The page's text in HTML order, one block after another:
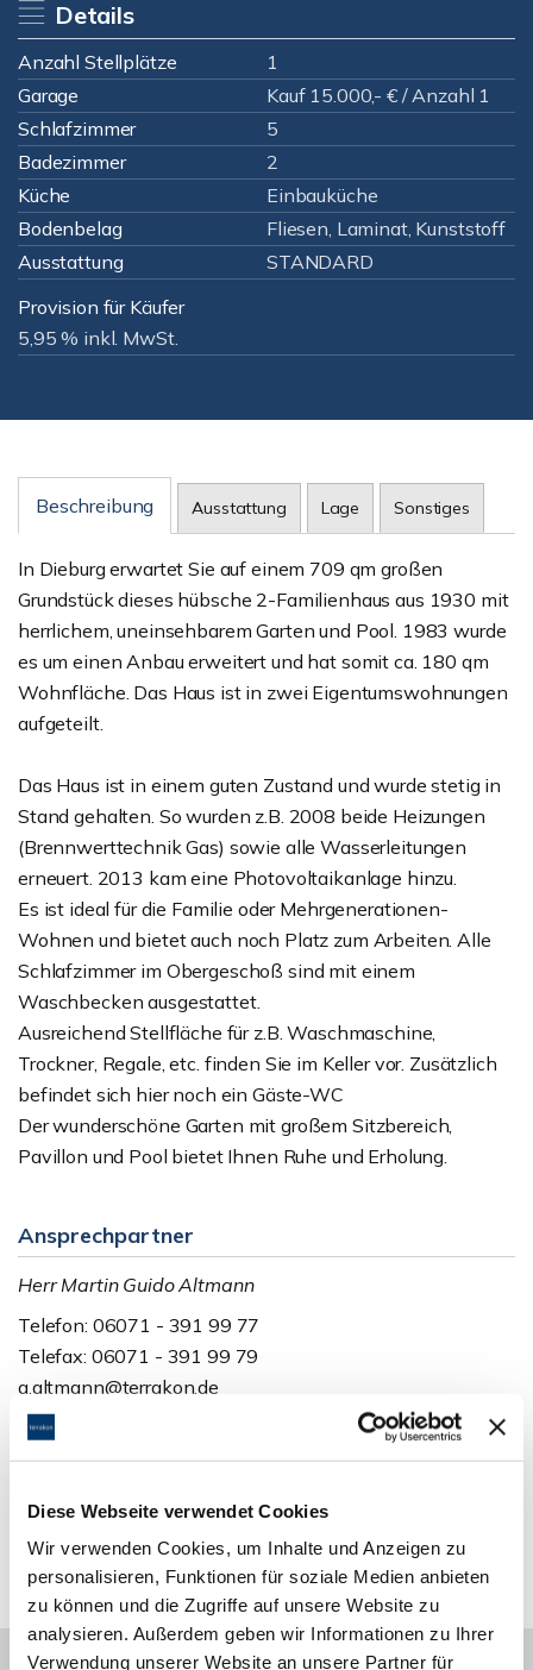
Diese Webseite verwendet Cookies
Wir verwenden Cookies, um Inhalte und Anzeigen zu
personalisieren, Funktionen für soziale Medien anbieten
zu können und die Zugriffe auf unsere Website zu
analysieren. Außerdem geben wir Informationen zu Ihrer
Verwendung unserer Website an unsere Partner für
Details
Anzahl Stellplätze
1
Garage
Kauf 15.000,- € / Anzahl 1
Schlafzimmer
5
Badezimmer
2
Küche
Einbauküche
Bodenbelag
Fliesen, Laminat, Kunststoff
Ausstattung
STANDARD
Provision für Käufer
5,95 % inkl. MwSt.
Beschreibung Ausstattung Lage Sonstiges
In Dieburg erwartet Sie auf einem 709 qm großen
Grundstück dieses hübsche 2-Familienhaus aus 1930 mit
herrlichem, uneinsehbarem Garten und Pool. 1983 wurde
es um einen Anbau erweitert und hat somit ca. 180 qm
Wohnfläche. Das Haus ist in zwei Eigentumswohnungen
aufgeteilt.
Das Haus ist in einem guten Zustand und wurde stetig in
Stand gehalten. So wurden z.B. 2008 beide Heizungen
(Brennwerttechnik Gas) sowie alle Wasserleitungen
erneuert. 2013 kam eine Photovoltaikanlage hinzu.
Es ist ideal für die Familie oder Mehrgenerationen-
Wohnen und bietet auch noch Platz zum Arbeiten. Alle
Schlafzimmer im Obergeschoß sind mit einem
Waschbecken ausgestattet.
Ausreichend Stellfläche für z.B. Waschmaschine,
Trockner, Regale, etc. finden Sie im Keller vor. Zusätzlich
befindet sich hier noch ein Gäste-WC
Der wunderschöne Garten mit großem Sitzbereich,
Pavillon und Pool bietet Ihnen Ruhe und Erholung.
Ansprechpartner
Herr Martin Guido Altmann
Telefon: 06071 - 391 99 77
Telefax: 06071 - 391 99 79
g.altmann@terrakon.de